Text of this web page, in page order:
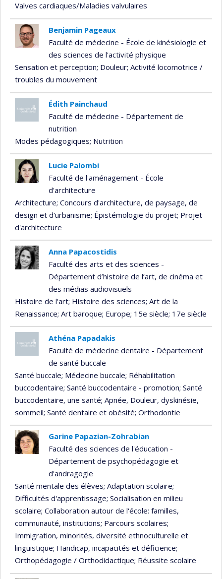
Valves cardiaques/Maladies valvulaires
Benjamin Pageaux
Faculté de médecine - École de kinésiologie et
des sciences de l'activité physique
Sensation et perception; Douleur; Activité locomotrice /
troubles du mouvement
Édith Painchaud
Faculté de médecine - Département de
nutrition
Modes pédagogiques; Nutrition
Lucie Palombi
Faculté de l'aménagement - École
d'architecture
Architecture; Concours d'architecture, de paysage, de
design et d'urbanisme; Épistémologie du projet; Projet
d'architecture
Anna Papacostidis
Faculté des arts et des sciences -
Département d’histoire de l’art, de cinéma et
des médias audiovisuels
Histoire de l'art; Histoire des sciences; Art de la
Renaissance; Art baroque; Europe; 15e siècle; 17e siècle
Athéna Papadakis
Faculté de médecine dentaire - Département
de santé buccale
Santé buccale; Médecine buccale; Réhabilitation
buccodentaire; Santé buccodentaire - promotion; Santé
buccodentaire, une santé; Apnée, Douleur, dyskinésie,
sommeil; Santé dentaire et obésité; Orthodontie
Garine Papazian-Zohrabian
Faculté des sciences de l'éducation -
Département de psychopédagogie et
d'andragogie
Santé mentale des élèves; Adaptation scolaire;
Difficultés d'apprentissage; Socialisation en milieu
scolaire; Collaboration autour de l'école: familles,
communauté, institutions; Parcours scolaires;
Immigration, minorités, diversité ethnoculturelle et
linguistique; Handicap, incapacités et déficience;
Orthopédagogie / Orthodidactique; Réussite scolaire